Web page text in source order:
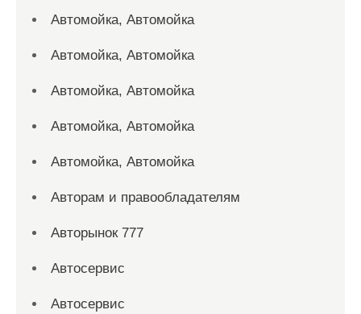
Автомойка, Автомойка
Автомойка, Автомойка
Автомойка, Автомойка
Автомойка, Автомойка
Автомойка, Автомойка
Авторам и правообладателям
Авторынок 777
Автосервис
Автосервис